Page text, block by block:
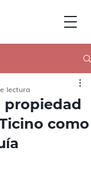
propiedad
como
lectura